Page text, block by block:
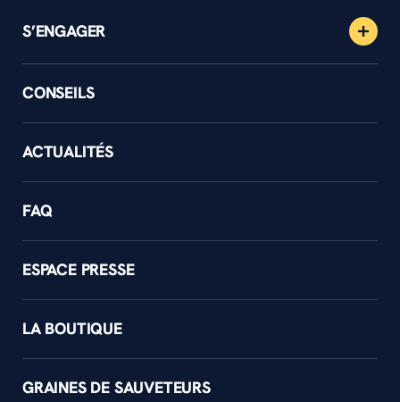
S’ENGAGER
CONSEILS
ACTUALITÉS
FAQ
ESPACE PRESSE
LA BOUTIQUE
GRAINES DE SAUVETEURS